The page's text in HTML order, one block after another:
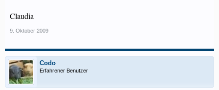
Claudia
9. Oktober 2009
Codo
Erfahrener Benutzer